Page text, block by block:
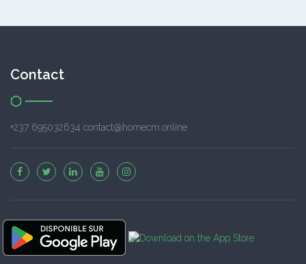
Contact
+237 695032634 contact@homecm.online